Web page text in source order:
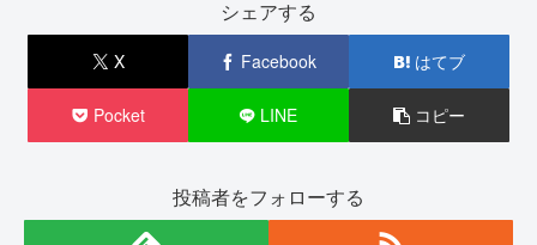
シェアする
X Facebook はてブ
Pocket LINE コピー
投稿者をフォローする